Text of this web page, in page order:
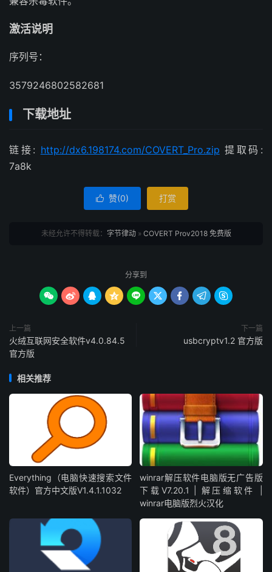
激活说明
序列号：
3579246802582681
下载地址
链接: http://dx6.198174.com/COVERT_Pro.zip 提取码:
7a8k
 赞(0) 打赏
未经允许不得转载： 字节律动» COVERT Prov2018 免费版
分享到
        
上一篇
火绒互联网安全软件v4.0.84.5
官方版
下一篇
usbcryptv1.2 官方版
相关推荐
Everything（电脑快速搜索文件
软件）官方中文版V1.4.1.1032
winrar解压软件电脑版无广告版
下载V7.20.1 | 解压缩软件 |
winrar电脑版烈火汉化